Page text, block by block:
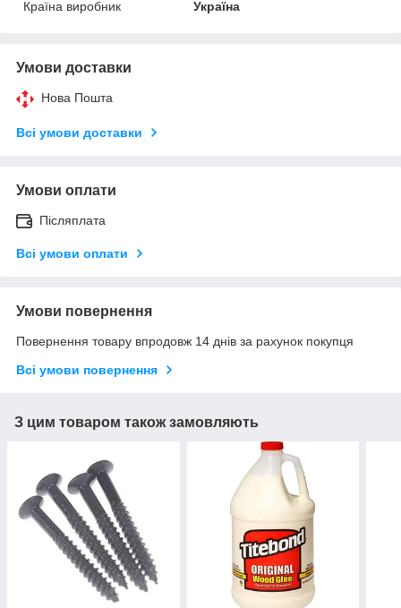
Країна виробник
Україна
Умови доставки
Нова Пошта
Всі умови доставки
Умови оплати
Післяплата
Всі умови оплати
Умови повернення
Повернення товару впродовж 14 днів за рахунок покупця
Всі умови повернення
З цим товаром також замовляють